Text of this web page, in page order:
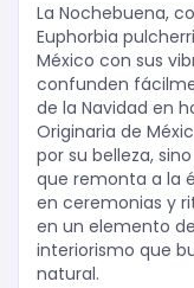
La Nochebuena,
Euphorbia
México con sus
confunden
de la Navidad en
Originaria de
por su belleza,
que remonta a la
en ceremonias y
en un elemento
interiorismo que
natural.